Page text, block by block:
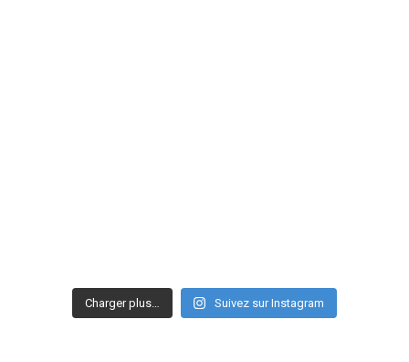
Charger plus… Suivez sur Instagram